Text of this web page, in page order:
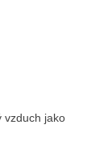
vzduch jako